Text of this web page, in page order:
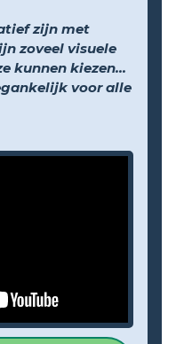
zijn met
zoveel visuele
kunnen kiezen...
voor alle